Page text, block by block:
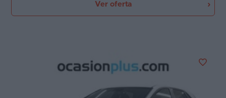
Ver oferta